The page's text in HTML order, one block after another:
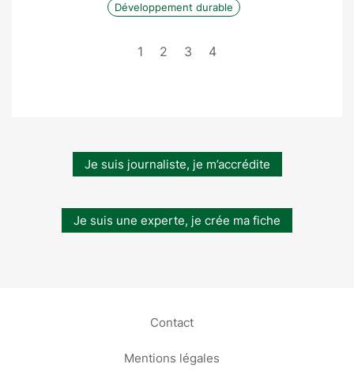
Développement durable
1 2 3 4
Je suis journaliste, je m’accrédite
Je suis une experte, je crée ma fiche
Contact
Mentions légales